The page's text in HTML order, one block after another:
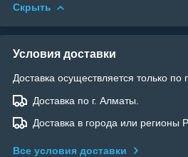
Скрыть
Условия доставки
Доставка осуществляется только по
Доставка по г. Алматы.
Доставка в города или регионы
Все условия доставки